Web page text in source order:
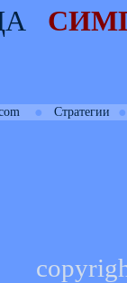
● Стратегии ●